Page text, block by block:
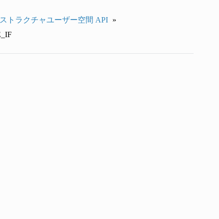
トラクチャユーザー空間 API
»